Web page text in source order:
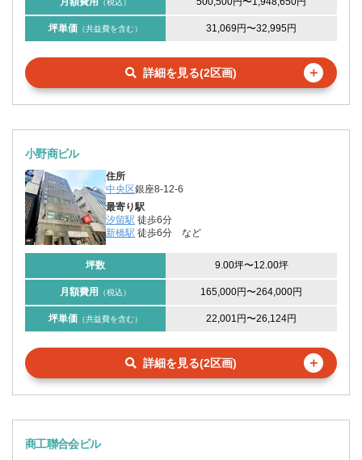
（税込）
坪単価 （共益費を含む） 31,069円〜32,995円
詳細を見る(2区画) ＋
小野商ビル
住所
中央区銀座8-12-6
最寄り駅
汐留駅 徒歩6分
新橋駅 徒歩6分 など
坪数 9.00坪〜12.00坪
月額費用 （税込） 165,000円〜264,000円
坪単価 （共益費を含む） 22,001円〜26,124円
詳細を見る(2区画) ＋
商工聯合会ビル